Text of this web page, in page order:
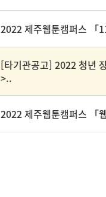
2022 제주웹툰캠퍼스 「
[타기관공고] 2022 청년
>..
2022 제주웹툰캠퍼스 「